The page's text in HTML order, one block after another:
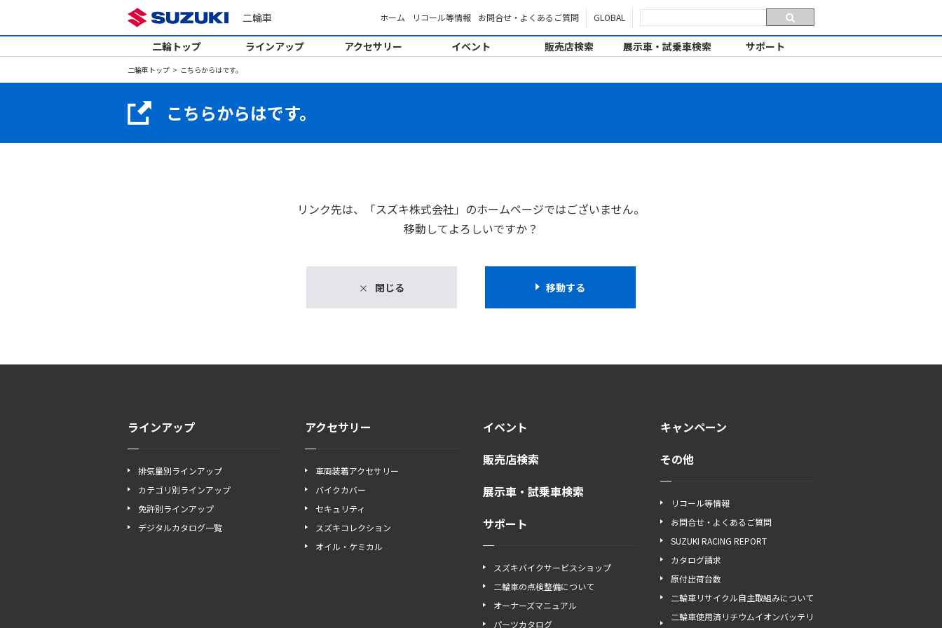
二輪車 ホーム リコール等情報 お問合せ・よくあるご質問 GLOBAL
二輪トップ ラインアップ アクセサリー イベント 販売店検索 展示車・試乗車検索 サポート
二輪車トップ こちらからはです。
こちらからはです。
リンク先は、「スズキ株式会社」のホームページではございません。
移動してよろしいですか？
閉じる 移動する
ラインアップ
排気量別ラインアップ
カテゴリ別ラインアップ
免許別ラインアップ
デジタルカタログ一覧
アクセサリー
車両装着アクセサリー
バイクカバー
セキュリティ
スズキコレクション
オイル・ケミカル
イベント
販売店検索
展示車・試乗車検索
サポート
スズキバイクサービスショップ
二輪車の点検整備について
オーナーズマニュアル
パーツカタログ
キャンペーン
その他
リコール等情報
お問合せ・よくあるご質問
SUZUKI RACING REPORT
カタログ請求
原付出荷台数
二輪車リサイクル自主取組みについて
二輪車使用済リチウムイオンバッテリ